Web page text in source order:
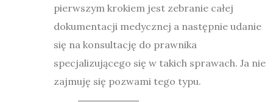
pierwszym krokiem jest zebranie całej
dokumentacji medycznej a następnie udanie
się na konsultację do prawnika
specjalizującego się w takich sprawach. Ja nie
zajmuję się pozwami tego typu.